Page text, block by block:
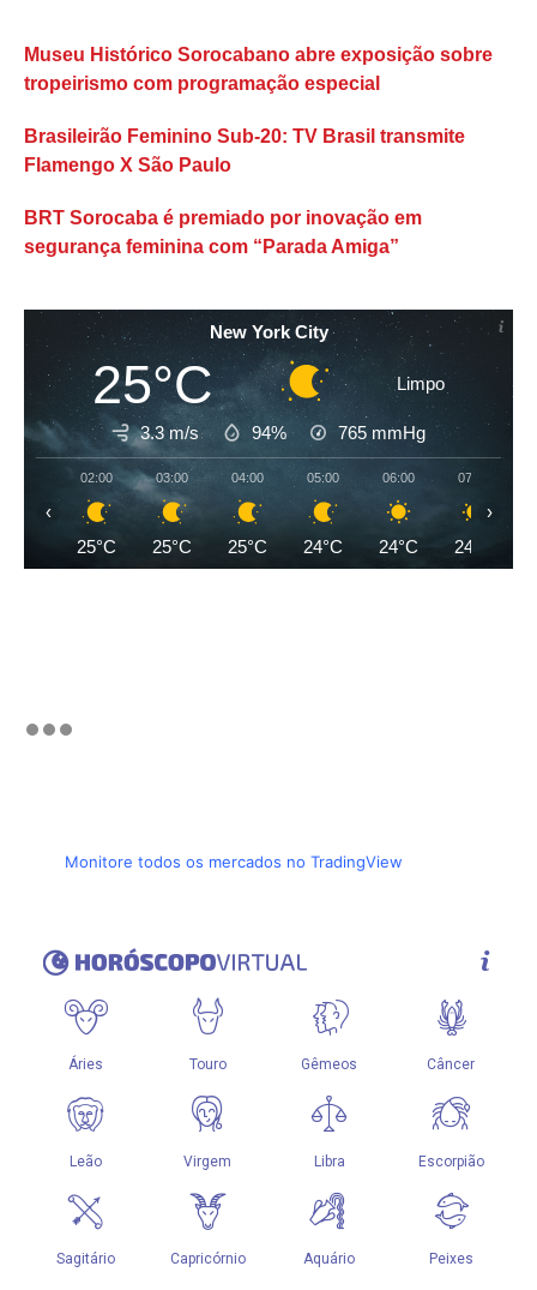
Museu Histórico Sorocabano abre exposição sobre
tropeirismo com programação especial
Brasileirão Feminino Sub-20: TV Brasil transmite
Flamengo X São Paulo
BRT Sorocaba é premiado por inovação em
segurança feminina com “Parada Amiga”
New York City
25°C Limpo
3.3 m/s 94% 765 mmHg
02:00
25°C
03:00
25°C
04:00
25°C
05:00
24°C
06:00
24°C
07:00
24°C
‹ ›
Monitore todos os mercados no TradingView